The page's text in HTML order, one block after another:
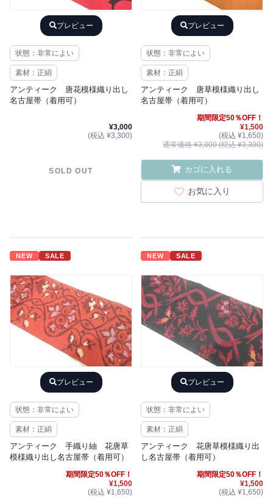
プレビュー
状態：非常によい
素材：正絹
アンティーク 唐花模様織り出し
名古屋帯（着用可）
¥3,000
(税込 ¥3,300)
SOLD OUT
プレビュー
状態：非常によい
素材：正絹
アンティーク 唐草模様織り出し
名古屋帯（着用可）
期間限定50％OFF！
¥1,500
(税込 ¥1,650)
通常価格 ¥3,000 (税込 ¥3,300)
カゴに入れる
お気に入り
NEW SALE
プレビュー
状態：非常によい
素材：正絹
アンティーク 手織り紬 花唐草
模様織り出し名古屋帯（着用可）
期間限定50％OFF！
¥1,500
(税込 ¥1,650)
NEW SALE
プレビュー
状態：非常によい
素材：正絹
アンティーク 花唐草模様織り出
し名古屋帯（着用可）
期間限定50％OFF！
¥1,500
(税込 ¥1,650)